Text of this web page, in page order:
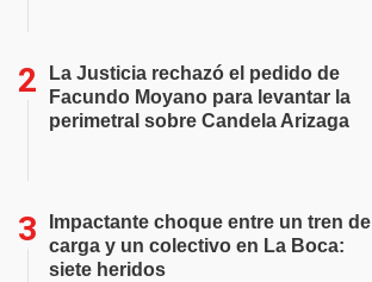
La Justicia rechazó el pedido de
Facundo Moyano para levantar la
perimetral sobre Candela Arizaga
Impactante choque entre un tren de
carga y un colectivo en La Boca:
siete heridos